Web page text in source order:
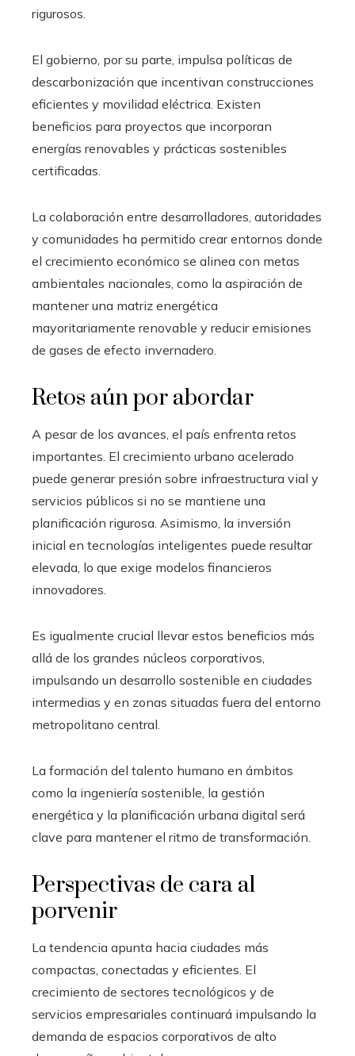
rigurosos.
El gobierno, por su parte, impulsa políticas de
descarbonización que incentivan construcciones
eficientes y movilidad eléctrica. Existen
beneficios para proyectos que incorporan
energías renovables y prácticas sostenibles
certificadas.
La colaboración entre desarrolladores, autoridades
y comunidades ha permitido crear entornos donde
el crecimiento económico se alinea con metas
ambientales nacionales, como la aspiración de
mantener una matriz energética
mayoritariamente renovable y reducir emisiones
de gases de efecto invernadero.
Retos aún por abordar
A pesar de los avances, el país enfrenta retos
importantes. El crecimiento urbano acelerado
puede generar presión sobre infraestructura vial y
servicios públicos si no se mantiene una
planificación rigurosa. Asimismo, la inversión
inicial en tecnologías inteligentes puede resultar
elevada, lo que exige modelos financieros
innovadores.
Es igualmente crucial llevar estos beneficios más
allá de los grandes núcleos corporativos,
impulsando un desarrollo sostenible en ciudades
intermedias y en zonas situadas fuera del entorno
metropolitano central.
La formación del talento humano en ámbitos
como la ingeniería sostenible, la gestión
energética y la planificación urbana digital será
clave para mantener el ritmo de transformación.
Perspectivas de cara al
porvenir
La tendencia apunta hacia ciudades más
compactas, conectadas y eficientes. El
crecimiento de sectores tecnológicos y de
servicios empresariales continuará impulsando la
demanda de espacios corporativos de alto